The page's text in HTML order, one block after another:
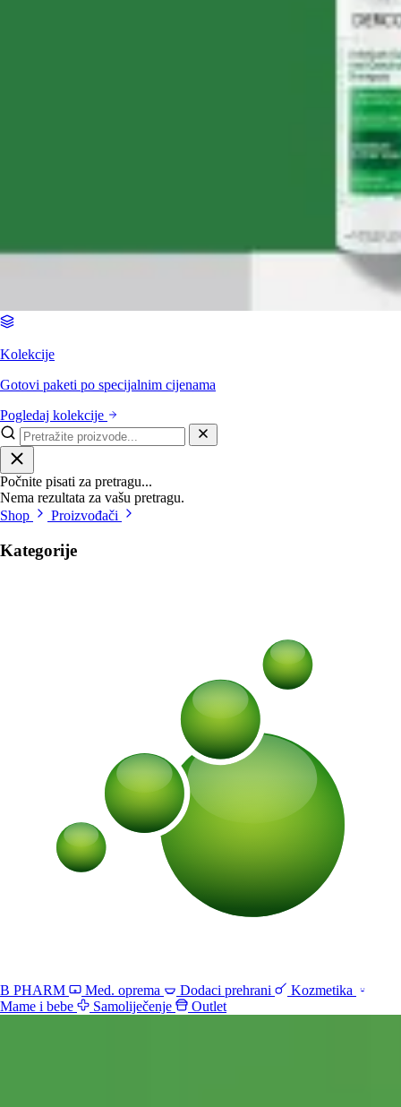
Kolekcije
Gotovi paketi po specijalnim cijenama
Pogledaj kolekcije
Počnite pisati za pretragu...
Nema rezultata za vašu pretragu.
Shop
Proizvođači
Kategorije
B PHARM Med. oprema Dodaci prehrani
Kozmetika
Mame i bebe
Samoliječenje Outlet